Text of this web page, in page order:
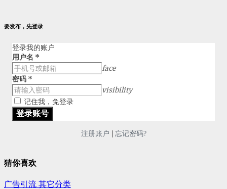
要发布，先登录
登录我的账户
用户名 *
face
密码 *
visibility
记住我，免登录
注册账户 | 忘记密码?
猜你喜欢
广告引流 其它分类